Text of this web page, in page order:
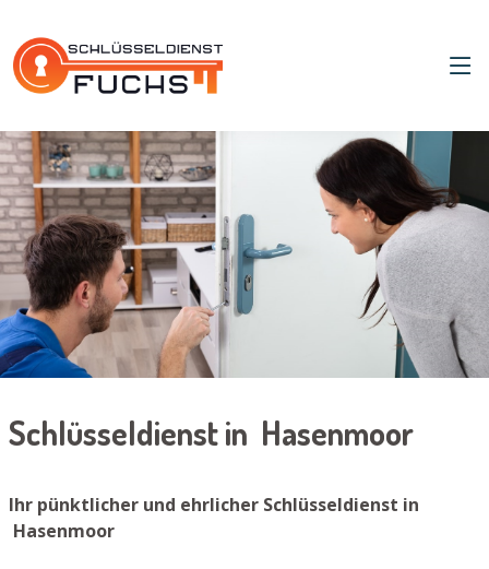
Schlüsseldienst in Hasenmoor
Ihr pünktlicher und ehrlicher Schlüsseldienst in
Hasenmoor